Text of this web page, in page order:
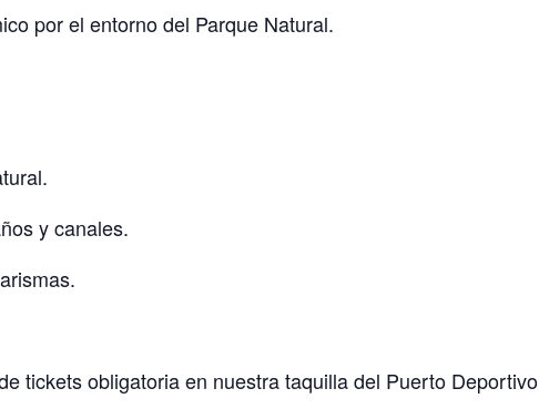
por el entorno del Parque Natural.
y canales.
tickets obligatoria en nuestra taquilla del Puerto Deportivo